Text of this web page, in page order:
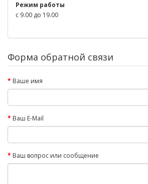
Режим работы
с 9.00 до 19.00
Форма обратной связи
Ваше имя
Ваш E-Mail
Ваш вопрос или сообщение